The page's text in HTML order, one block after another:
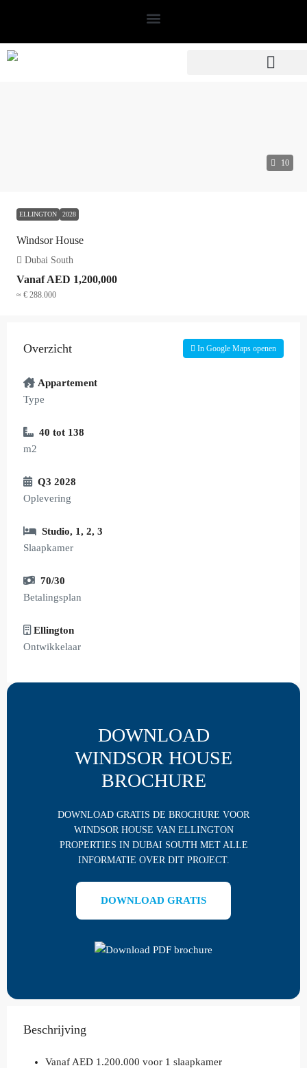
10
ELLINGTON 2028
Windsor House
Dubai South
VanafAED 1,200,000
≈ € 288.000
Overzicht In Google Maps openen
Appartement
Type
40 tot 138
m2
Q3 2028
Oplevering
Studio, 1, 2, 3
Slaapkamer
70/30
Betalingsplan
Ellington
Ontwikkelaar
DOWNLOAD
WINDSOR HOUSE
BROCHURE
DOWNLOAD GRATIS DE BROCHURE VOOR
WINDSOR HOUSE VAN ELLINGTON
PROPERTIES IN DUBAI SOUTH MET ALLE
INFORMATIE OVER DIT PROJECT.
DOWNLOAD GRATIS
Beschrijving
Vanaf AED 1.200.000 voor 1 slaapkamer